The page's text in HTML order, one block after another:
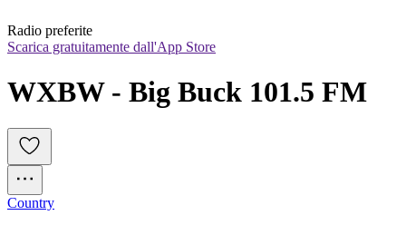
Radio preferite
Scarica gratuitamente dall'App Store
WXBW - Big Buck 101.5 FM
Country